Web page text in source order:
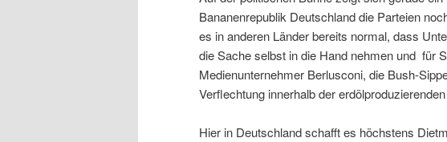
Bananenrepublik Deutschland die Parteien
es in anderen Länder bereits normal, dass
die Sache selbst in die Hand nehmen und für
Medienunternehmer Berlusconi, die Bush-
Verflechtung innerhalb der
Hier in Deutschland schafft es höchstens